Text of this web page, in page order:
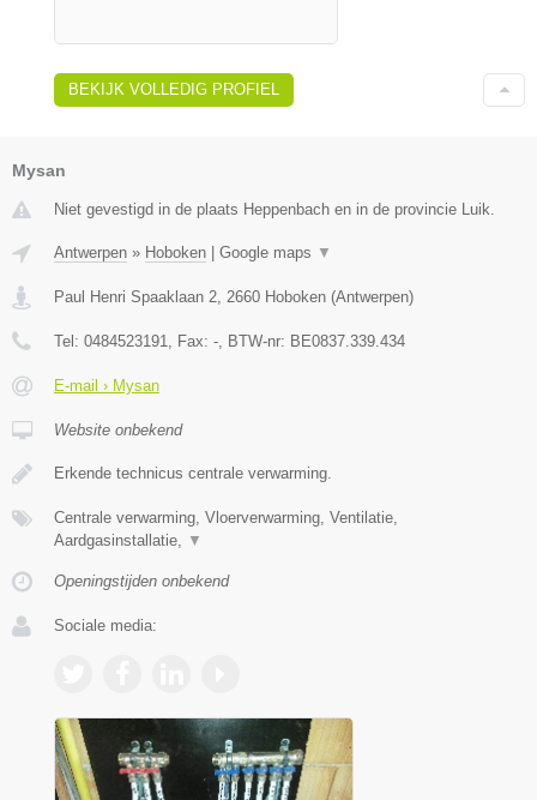
BEKIJK VOLLEDIG PROFIEL
Mysan
Niet gevestigd in de plaats Heppenbach en in de provincie Luik.
Antwerpen » Hoboken | Google maps ▼
Paul Henri Spaaklaan 2 2660 Hoboken (Antwerpen)
Tel: 0484523191 , Fax: - , BTW-nr: BE0837.339.434
E-mail › Mysan
Website onbekend
Erkende technicus centrale verwarming.
Centrale verwarming, Vloerverwarming, Ventilatie,
Aardgasinstallatie,
▼
Openingstijden onbekend
Sociale media: